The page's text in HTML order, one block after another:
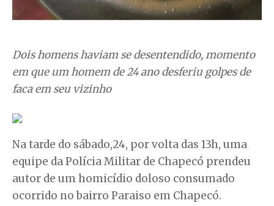
Dois homens haviam se desentendido, momento
em que um homem de 24 ano desferiu golpes de
faca em seu vizinho
Na tarde do sábado,24, por volta das 13h, uma
equipe da Polícia Militar de Chapecó prendeu
autor de um homicídio doloso consumado
ocorrido no bairro Paraiso em Chapecó.